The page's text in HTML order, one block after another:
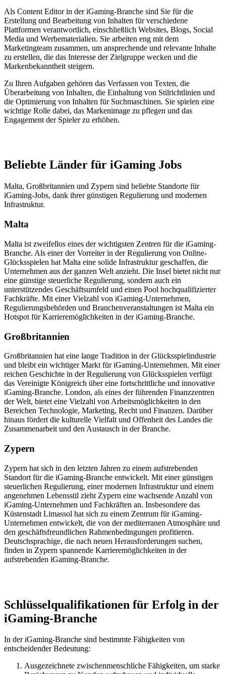
Als Content Editor in der iGaming-Branche sind Sie für die
Erstellung und Bearbeitung von Inhalten für verschiedene
Plattformen verantwortlich, einschließlich Websites, Blogs, Social
Media und Werbematerialien. Sie arbeiten eng mit dem
Marketingteam zusammen, um ansprechende und relevante Inhalte
zu erstellen, die das Interesse der Zielgruppe wecken und die
Markenbekanntheit steigern.
Zu Ihren Aufgaben gehören das Verfassen von Texten, die
Überarbeitung von Inhalten, die Einhaltung von Stilrichtlinien und
die Optimierung von Inhalten für Suchmaschinen. Sie spielen eine
wichtige Rolle dabei, das Markenimage zu pflegen und das
Engagement der Spieler zu erhöhen.
Beliebte Länder für iGaming Jobs
Malta, Großbritannien und Zypern sind beliebte Standorte für
iGaming-Jobs, dank ihrer günstigen Regulierung und modernen
Infrastruktur.
Malta
Malta ist zweifellos eines der wichtigsten Zentren für die iGaming-
Branche. Als einer der Vorreiter in der Regulierung von Online-
Glücksspielen hat Malta eine solide Infrastruktur geschaffen, die
Unternehmen aus der ganzen Welt anzieht. Die Insel bietet nicht nur
eine günstige steuerliche Regulierung, sondern auch ein
unterstützendes Geschäftsumfeld und einen Pool hochqualifizierter
Fachkräfte. Mit einer Vielzahl von iGaming-Unternehmen,
Regulierungsbehörden und Branchenveranstaltungen ist Malta ein
Hotspot für Karrieremöglichkeiten in der iGaming-Branche.
Großbritannien
Großbritannien hat eine lange Tradition in der Glücksspielindustrie
und bleibt ein wichtiger Markt für iGaming-Unternehmen. Mit einer
reichen Geschichte in der Regulierung von Glücksspielen verfügt
das Vereinigte Königreich über eine fortschrittliche und innovative
iGaming-Branche. London, als eines der führenden Finanzzentren
der Welt, bietet eine Vielzahl von Arbeitsmöglichkeiten in den
Bereichen Technologie, Marketing, Recht und Finanzen. Darüber
hinaus fördert die kulturelle Vielfalt und Offenheit des Landes die
Zusammenarbeit und den Austausch in der Branche.
Zypern
Zypern hat sich in den letzten Jahren zu einem aufstrebenden
Standort für die iGaming-Branche entwickelt. Mit einer günstigen
steuerlichen Regulierung, einer modernen Infrastruktur und einem
angenehmen Lebensstil zieht Zypern eine wachsende Anzahl von
iGaming-Unternehmen und Fachkräften an. Insbesondere das
Küstenstadt Limassol hat sich zu einem Zentrum für iGaming-
Unternehmen entwickelt, die von der mediterranen Atmosphäre und
den geschäftsfreundlichen Rahmenbedingungen profitieren.
Deutschsprachige, die nach neuen Herausforderungen suchen,
finden in Zypern spannende Karrieremöglichkeiten in der
aufstrebenden iGaming-Branche.
Schlüsselqualifikationen für Erfolg in der
iGaming-Branche
In der iGaming-Branche sind bestimmte Fähigkeiten von
entscheidender Bedeutung:
Ausgezeichnete zwischenmenschliche Fähigkeiten, um starke